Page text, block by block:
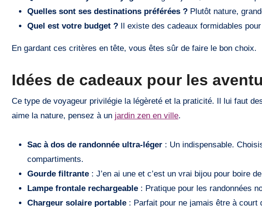
Quelles sont ses destinations préférées ? Plutôt nature,
Quel est votre budget ? Il existe des cadeaux formidables
En gardant ces critères en tête, vous êtes sûr de faire le bon choix.
Idées de cadeaux pour les
Ce type de voyageur privilégie la légèreté et la praticité. Il lui faut
aime la nature, pensez à un jardin zen en ville.
Sac à dos de randonnée ultra-léger : Un indispensable.
compartiments.
Gourde filtrante : J’en ai une et c’est un vrai bijou pour boire
Lampe frontale rechargeable : Pratique pour les randonnées
Chargeur solaire portable : Parfait pour ne jamais être à court